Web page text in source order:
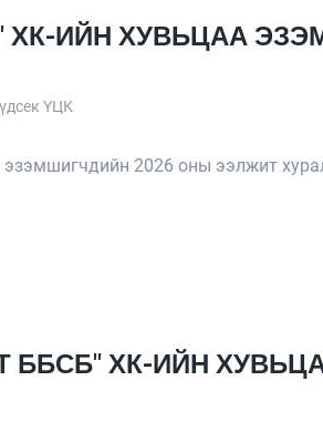
ХК-ИЙН ХУВЬЦАА
ҮЦК
2026 оны ээлжит
ББСБ" ХК-ИЙН